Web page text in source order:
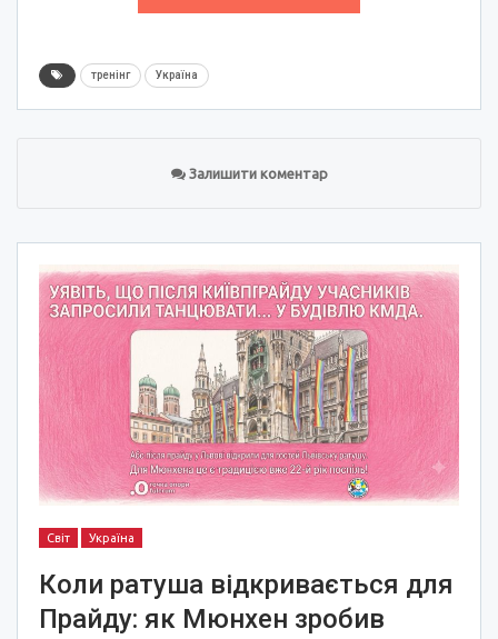
тренінг Україна
Залишити коментар
Світ Україна
Коли ратуша відкривається для
Прайду: як Мюнхен зробив